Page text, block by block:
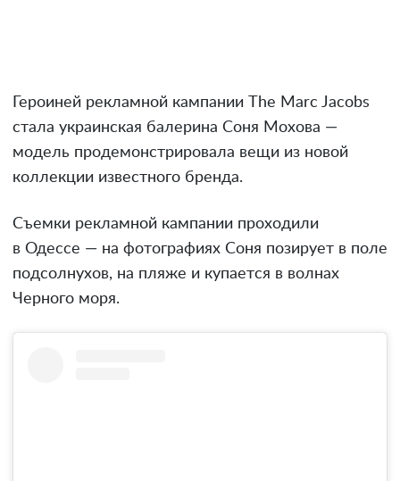
Героиней рекламной кампании The Marc Jacobs
стала украинская балерина Соня Мохова —
модель продемонстрировала вещи из новой
коллекции известного бренда.
Съемки рекламной кампании проходили
в Одессе — на фотографиях Соня позирует в поле
подсолнухов, на пляже и купается в волнах
Черного моря.